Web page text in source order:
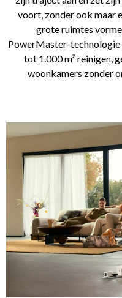
voort, zonder ook maar
grote ruimtes
PowerMaster-technologie
tot 1.000 m² reinigen,
woonkamers zonder